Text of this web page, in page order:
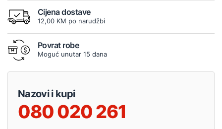
Cijena dostave
12,00 KM po narudžbi
Povrat robe
Moguć unutar 15 dana
Nazovi i kupi
080 020 261